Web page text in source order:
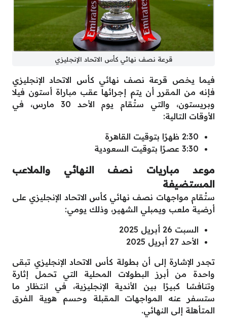
قرعة نصف نهائي كأس الاتحاد الإنجليزي
فيما يخص قرعة نصف نهائي كأس الاتحاد الإنجليزي
فإنه من المقرر أن يتم إجرائها عقب مباراة أستون فيلا
وبريستون، والتي ستُقام يوم الأحد 30 مارس، في
الأوقات التالية:
2:30 ظهرًا بتوقيت القاهرة
3:30 عصرًا بتوقيت السعودية
موعد مباريات نصف النهائي والملاعب
المستضيفة
ستُقام مواجهات نصف نهائي كأس الاتحاد الإنجليزي على
أرضية ملعب ويمبلي الشهير، وذلك يومي:
السبت 26 أبريل 2025
الأحد 27 أبريل 2025
تجدر الإشارة إلى أن بطولة كأس الاتحاد الإنجليزي تبقى
واحدة من أبرز البطولات المحلية التي تحمل إثارة
وتنافسًا كبيرًا بين الأندية الإنجليزية، في انتظار ما
ستسفر عنه المواجهات المقبلة وحسم هوية الفرق
المتأهلة إلى النهائي.